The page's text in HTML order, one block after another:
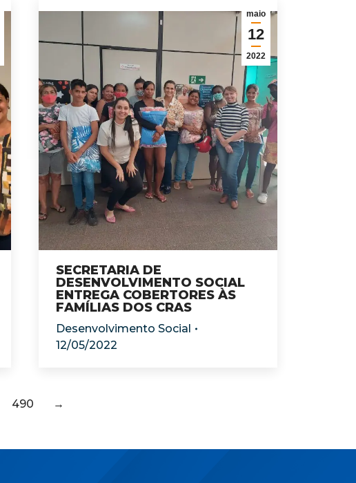
maio
12
2022
SECRETARIA DE
DESENVOLVIMENTO SOCIAL
ENTREGA COBERTORES ÀS
FAMÍLIAS DOS CRAS
Desenvolvimento Social
12/05/2022
490 →